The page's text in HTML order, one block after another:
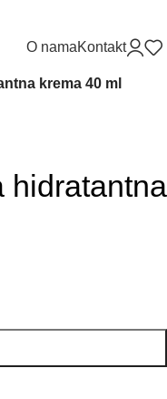
O namaKontakt
krema 40 ml
hidratantna